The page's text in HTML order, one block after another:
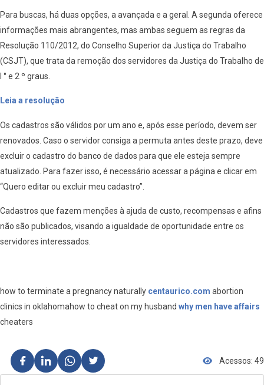
Para buscas, há duas opções, a avançada e a geral. A segunda oferece
informações mais abrangentes, mas ambas seguem as regras da
Resolução 110/2012, do Conselho Superior da Justiça do Trabalho
(CSJT), que trata da remoção dos servidores da Justiça do Trabalho de
l ° e 2 º graus.
Leia a resolução
Os cadastros são válidos por um ano e, após esse período, devem ser
renovados. Caso o servidor consiga a permuta antes deste prazo, deve
excluir o cadastro do banco de dados para que ele esteja sempre
atualizado. Para fazer isso, é necessário acessar a página e clicar em
“Quero editar ou excluir meu cadastro”.
Cadastros que fazem menções à ajuda de custo, recompensas e afins
não são publicados, visando a igualdade de oportunidade entre os
servidores interessados.
how to terminate a pregnancy naturally centaurico.com abortion
clinics in oklahomahow to cheat on my husband why men have affairs
cheaters
Acessos: 49